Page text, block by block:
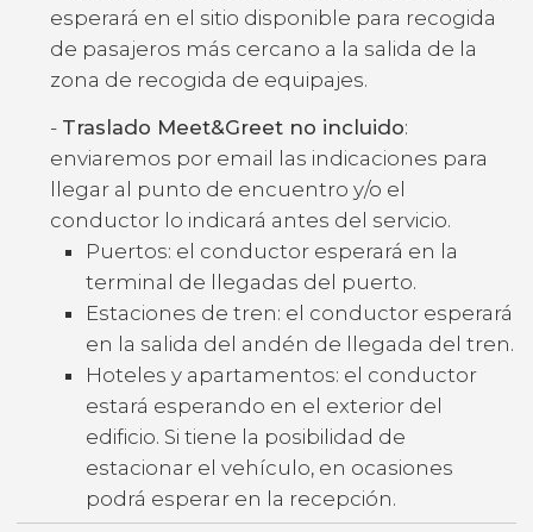
esperará en el sitio disponible para recogida
de pasajeros más cercano a la salida de la
zona de recogida de equipajes.
- Traslado Meet&Greet no incluido:
enviaremos por email las indicaciones para
llegar al punto de encuentro y/o el
conductor lo indicará antes del servicio.
Puertos: el conductor esperará en la
terminal de llegadas del puerto.
Estaciones de tren: el conductor esperará
en la salida del andén de llegada del tren.
Hoteles y apartamentos: el conductor
estará esperando en el exterior del
edificio. Si tiene la posibilidad de
estacionar el vehículo, en ocasiones
podrá esperar en la recepción.